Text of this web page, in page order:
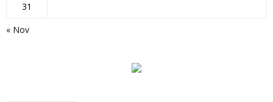
« Nov
31